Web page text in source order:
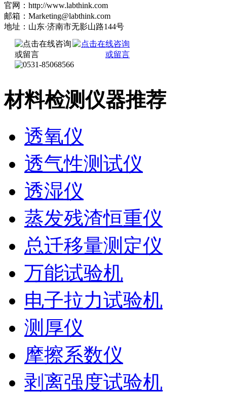
官网：http://www.labthink.com
邮箱：Marketing@labthink.com
地址：山东·济南市无影山路144号
材料检测仪器推荐
透氧仪
透气性测试仪
透湿仪
蒸发残渣恒重仪
总迁移量测定仪
万能试验机
电子拉力试验机
测厚仪
摩擦系数仪
剥离强度试验机